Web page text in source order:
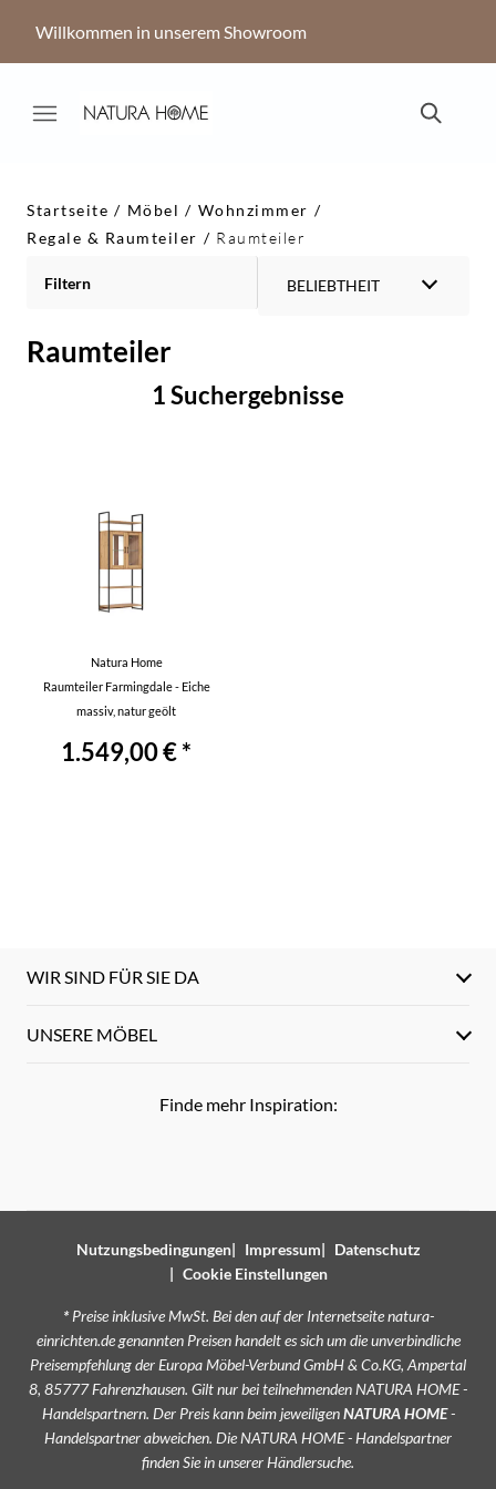
Willkommen in unserem Showroom
Startseite Möbel
Wohnzimmer
Regale & Raumteiler
Raumteiler
Filtern BELIEBTHEIT
Raumteiler
1 Suchergebnisse
Natura Home
Raumteiler Farmingdale - Eiche
massiv, natur geölt
1.549,00 € *
WIR SIND FÜR SIE DA
UNSERE MÖBEL
Finde mehr Inspiration:
Nutzungsbedingungen Impressum
Datenschutz
Cookie Einstellungen
*Preise inklusive MwSt. Bei den auf der Internetseite natura-
einrichten.de genannten Preisen handelt es sich um die unverbindliche
Preisempfehlung der Europa Möbel-Verbund GmbH & Co.KG, Ampertal
8, 85777 Fahrenzhausen. Gilt nur bei teilnehmenden NATURA HOME -
Handelspartnern. Der Preis kann beim jeweiligenNATURA HOME-
Handelspartner abweichen. Die NATURA HOME - Handelspartner
finden Sie in unsererHändlersuche.